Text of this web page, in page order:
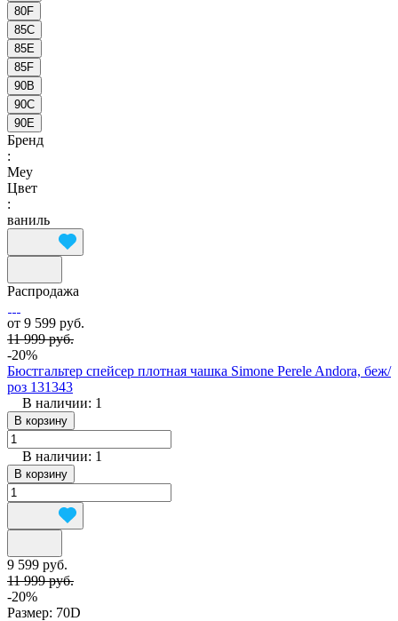
80F
85C
85E
85F
90B
90C
90E
Бренд
:
Mey
Цвет
:
ваниль
Распродажа
от 9 599 руб.
11 999 руб.
-20%
Бюстгальтер спейсер плотная чашка Simone Perele Andora, беж/
роз 131343
В наличии: 1
В корзину
В наличии: 1
В корзину
9 599 руб.
11 999 руб.
-20%
Размер: 70D